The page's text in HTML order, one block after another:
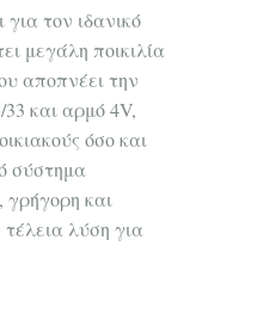
τον ιδανικό
μεγάλη ποικιλία
αποπνέει την
και αρμό 4V,
όσο και
σύστημα
γρήγορη και
λύση για